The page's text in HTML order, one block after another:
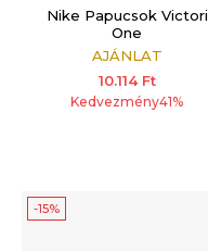
ADDITIONAL 15%
Nike Papucsok Victori
One
AJÁNLAT
10.114 Ft
Kedvezmény41%
-15%